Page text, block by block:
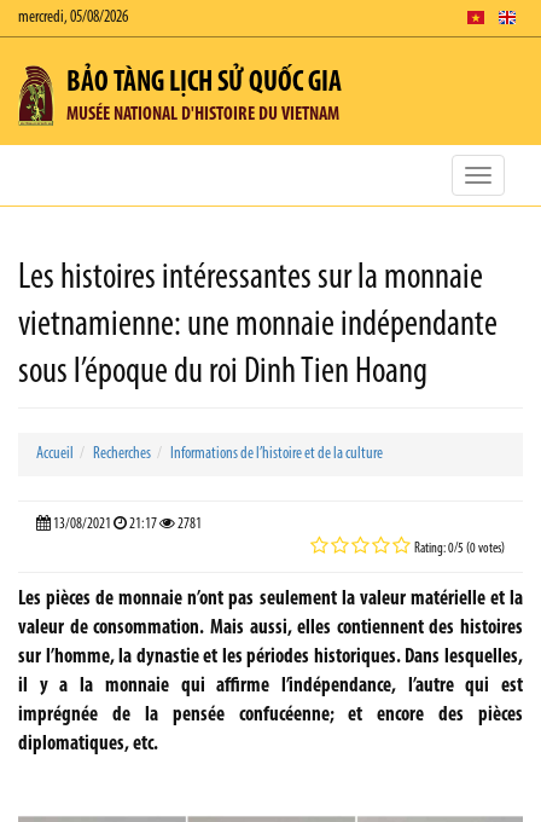
mercredi, 05/08/2026
BẢO TÀNG LỊCH SỬ QUỐC GIA
MUSÉE NATIONAL D'HISTOIRE DU VIETNAM
Toggle
Les histoires intéressantes sur la monnaie
vietnamienne: une monnaie indépendante
sous l’époque du roi Dinh Tien Hoang
Accueil Recherches Informations de l’histoire et de la culture
13/08/2021 21:17 2781
Rating: 0/5 (0 votes)
Les pièces de monnaie n’ont pas seulement la valeur matérielle et la
valeur de consommation. Mais aussi, elles contiennent des histoires
sur l’homme, la dynastie et les périodes historiques. Dans lesquelles,
il y a la monnaie qui affirme l’indépendance, l’autre qui est
imprégnée de la pensée confucéenne; et encore des pièces
diplomatiques, etc.